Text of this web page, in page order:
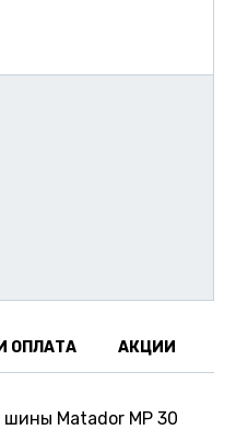
ОПЛАТА АКЦИИ
Matador MP 30